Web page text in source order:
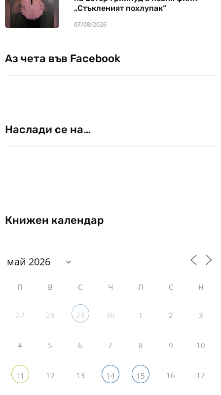
„Стъкленият похлупак“
07/08/2026
Аз чета във Facebook
Наслади се на…
Книжен календар
П В С Ч П С Н
27 28 29 30 1 2 3
4 5 6 7 8 9 10
11 12 13 14 15 16 17